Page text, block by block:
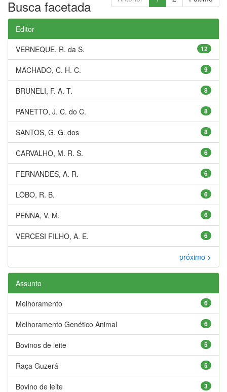
Busca facetada
Editor
12
VERNEQUE, R. da S.
9
MACHADO, C. H. C.
8
BRUNELI, F. A. T.
8
PANETTO, J. C. do C.
8
SANTOS, G. G. dos
6
CARVALHO, M. R. S.
6
FERNANDES, A. R.
6
LÔBO, R. B.
6
PENNA, V. M.
6
VERCESI FILHO, A. E.
próximo >
Assunto
6
Melhoramento
6
Melhoramento Genético Animal
5
Bovinos de leite
5
Raça Guzerá
3
Bovino de leite